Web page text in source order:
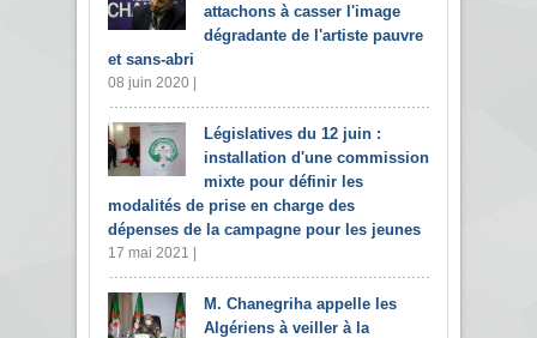
attachons à casser l'image
dégradante de l'artiste pauvre
et sans-abri
08 juin 2020 |
Législatives du 12 juin :
installation d'une commission
mixte pour définir les
modalités de prise en charge des
dépenses de la campagne pour les jeunes
17 mai 2021 |
M. Chanegriha appelle les
Algériens à veiller à la